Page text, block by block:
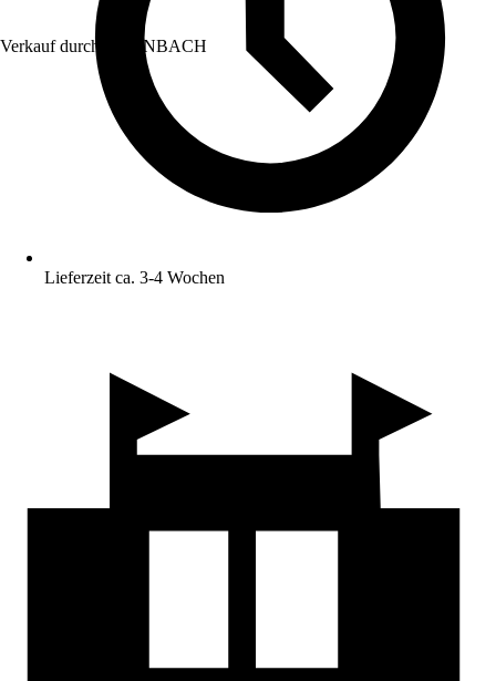
Verkauf durch: HORNBACH
Lieferzeit ca. 3-4 Wochen